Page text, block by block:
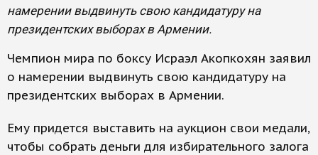
намерении выдвинуть свою кандидатуру на
президентских выборах в Армении.
Чемпион мира по боксу Исраэл Акопкохян заявил
о намерении выдвинуть свою кандидатуру на
президентских выборах в Армении.
Ему придется выставить на аукцион свои медали,
чтобы собрать деньги для избирательного залога